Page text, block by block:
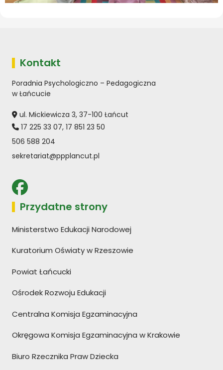
Kontakt
Poradnia Psychologiczno – Pedagogiczna
w Łańcucie
ul. Mickiewicza 3, 37-100 Łańcut
17 225 33 07, 17 851 23 50
506 588 204
sekretariat@ppplancut.pl
Przydatne strony
Ministerstwo Edukacji Narodowej
Kuratorium Oświaty w Rzeszowie
Powiat Łańcucki
Ośrodek Rozwoju Edukacji
Centralna Komisja Egzaminacyjna
Okręgowa Komisja Egzaminacyjna w Krakowie
Biuro Rzecznika Praw Dziecka